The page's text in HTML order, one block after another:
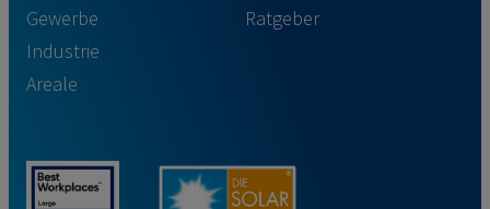
Gewerbe
Industrie
Areale
Ratgeber